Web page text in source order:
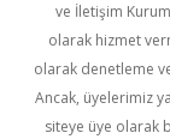
ve İletişim
olarak hizmet
olarak denetleme
Ancak, üyelerimiz
siteye üye olarak